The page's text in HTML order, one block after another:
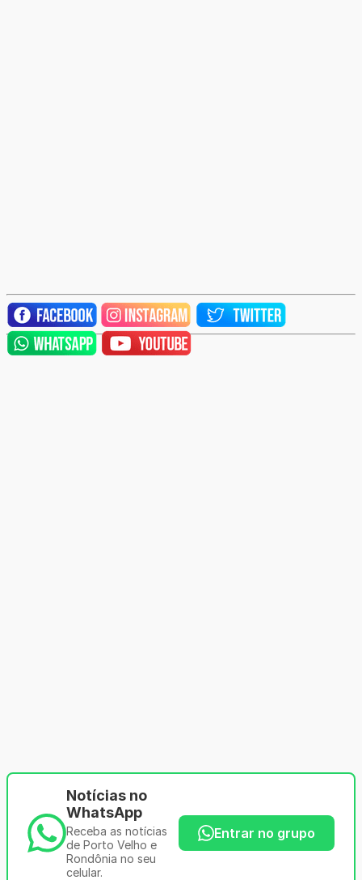
Notícias no
WhatsApp
Receba as notícias
de Porto Velho e
Rondônia no seu
celular.
Entrar no grupo